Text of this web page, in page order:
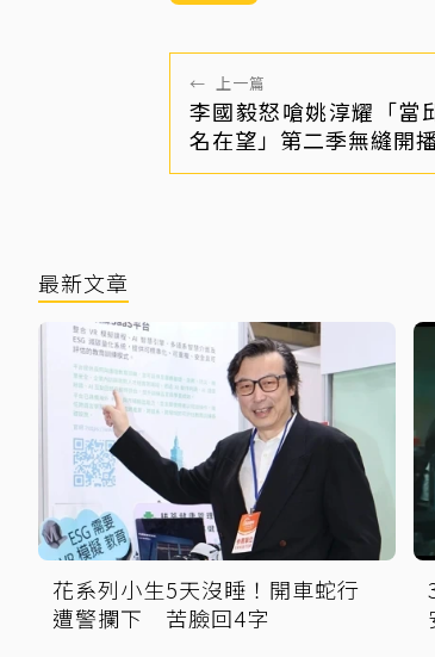
← 上一篇
李國毅怒嗆姚淳耀「
名在望」第二季無縫開
最新文章
花系列小生5天沒睡！開車蛇行
遭警攔下 苦臉回4字